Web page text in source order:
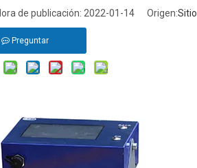
de publicación: 2022-01-14 Origen:Sitio
Preguntar